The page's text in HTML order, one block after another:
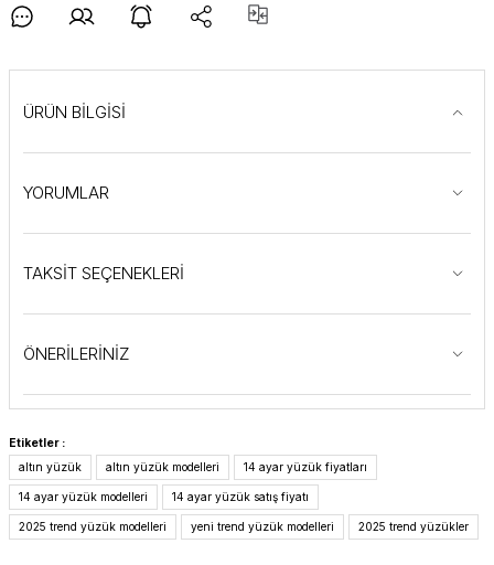
ÜRÜN BİLGİSİ
YORUMLAR
TAKSİT SEÇENEKLERİ
ÖNERİLERİNİZ
Etiketler :
altın yüzük
altın yüzük modelleri 14 ayar yüzük fiyatları
14 ayar yüzük modelleri 14 ayar yüzük satış fiyatı
2025 trend yüzük modelleri yeni trend yüzük modelleri 2025 trend yüzükler